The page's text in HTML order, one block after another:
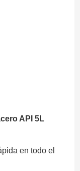
API 5L
en todo el